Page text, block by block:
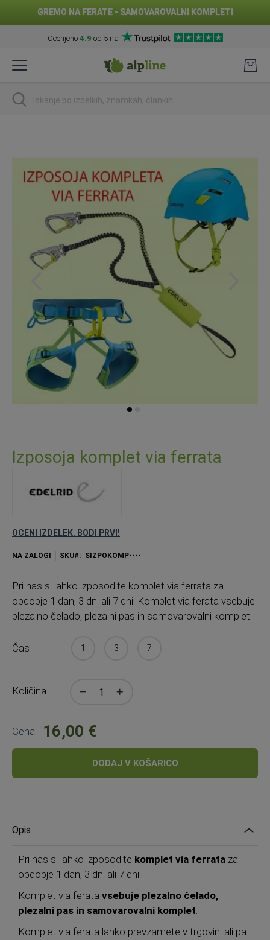
GREMO NA FERATE - SAMOVAROVALNI KOMPLETI
Ocenjeno 4.9 od 5 na
na
Iskanje
konec
galerije
slik
na
začetek
Izposoja komplet via ferrata
OCENI IZDELEK. BODI PRVI!
NA ZALOGI SKU SIZPOKOMP----
Pri nas si lahko izposodite komplet via ferrata za
obdobje 1 dan, 3 dni ali 7 dni. Komplet via ferata vsebuje
plezalno čelado, plezalni pas in samovarovalni komplet.
Čas 1 3 7
Količina
Cena: 16,00 €
DODAJ V KOŠARICO
Opis
Pri nas si lahko izposodite komplet via ferrata za
obdobje 1 dan, 3 dni ali 7 dni.
Komplet via ferata vsebuje plezalno čelado,
plezalni pas in samovarovalni komplet.
Komplet via ferata lahko prevzamete v trgovini ali pa